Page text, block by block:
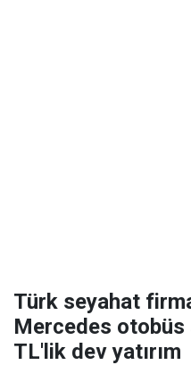
Türk seyahat
Mercedes otobüs
TL'lik dev yatırım